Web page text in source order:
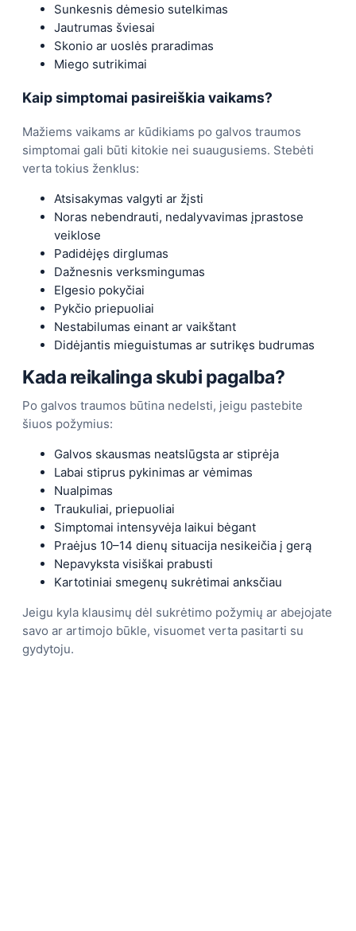
Sunkesnis dėmesio sutelkimas
Jautrumas šviesai
Skonio ar uoslės praradimas
Miego sutrikimai
Kaip simptomai pasireiškia vaikams?
Mažiems vaikams ar kūdikiams po galvos traumos
simptomai gali būti kitokie nei suaugusiems. Stebėti
verta tokius ženklus:
Atsisakymas valgyti ar žįsti
Noras nebendrauti, nedalyvavimas įprastose
veiklose
Padidėjęs dirglumas
Dažnesnis verksmingumas
Elgesio pokyčiai
Pykčio priepuoliai
Nestabilumas einant ar vaikštant
Didėjantis mieguistumas ar sutrikęs budrumas
Kada reikalinga skubi pagalba?
Po galvos traumos būtina nedelsti, jeigu pastebite
šiuos požymius:
Galvos skausmas neatslūgsta ar stiprėja
Labai stiprus pykinimas ar vėmimas
Nualpimas
Traukuliai, priepuoliai
Simptomai intensyvėja laikui bėgant
Praėjus 10–14 dienų situacija nesikeičia į gerą
Nepavyksta visiškai prabusti
Kartotiniai smegenų sukrėtimai anksčiau
Jeigu kyla klausimų dėl sukrėtimo požymių ar abejojate
savo ar artimojo būkle, visuomet verta pasitarti su
gydytoju.